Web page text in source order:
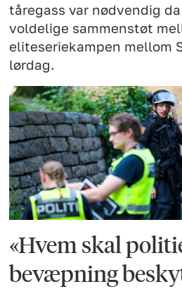
tåregass var nødvendig
voldelige sammenstøt
eliteseriekampen mellom
lørdag.
«Hvem skal
bevæpning